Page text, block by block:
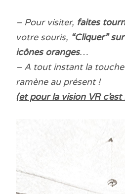
– Pour visiter, faites
votre souris, “Cliquer”
icônes oranges…
– A tout instant la touche
ramène au présent !
(et pour la vision VR c’est